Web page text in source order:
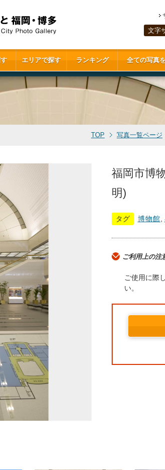
文字
エリアで探す ランキング 全ての写真
TOP 写真一覧ページ
福岡市博
明)
タグ 博物館
ご利用上の注
ご使用に際
い。